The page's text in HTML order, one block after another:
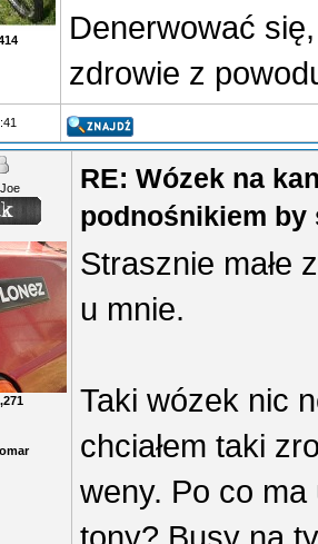
Denerwować
zdrowie z
RE: Wózek na
podnośnikiem by
Strasznie małe
u mnie.
Taki wózek nic
chciałem taki
weny. Po co